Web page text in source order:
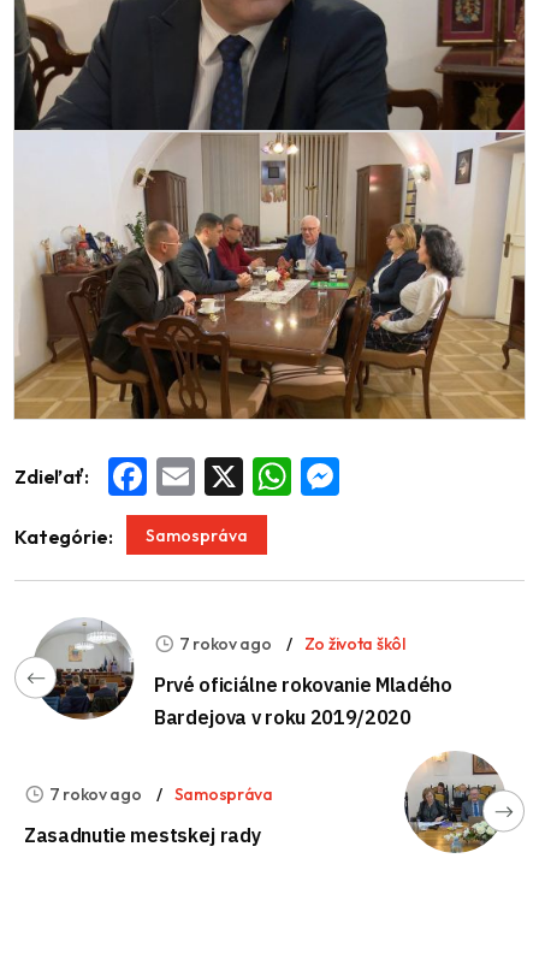
Zdieľať: Facebook
Email WhatsApp
Kategórie: Samospráva
7 rokov ago Zo života škôl
Prvé oficiálne rokovanie Mladého
Bardejova v roku 2019/2020
7 rokov ago Samospráva
Zasadnutie mestskej rady